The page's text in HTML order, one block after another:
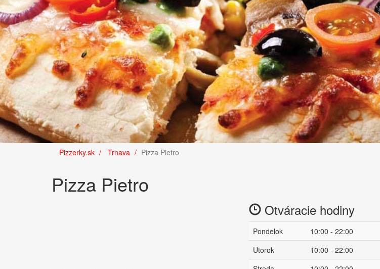
Pizzerky.sk Trnava Pizza Pietro
Pizza Pietro
Otváracie hodiny
Pondelok
10:00 - 22:00
Utorok
10:00 - 22:00